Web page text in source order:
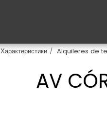
Характеристики Alquileres de
AV